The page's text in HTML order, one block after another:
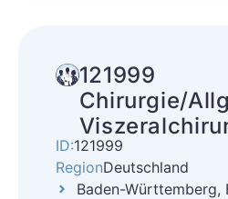
121999
Chirurgie/
ID:121999
RegionDeutschland
Baden-Württemberg,